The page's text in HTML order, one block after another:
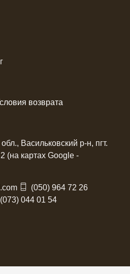
возврата
Васильковский р-н, пгт.
(на картах Google -
(050) 964 72 26
(073) 044 01 54